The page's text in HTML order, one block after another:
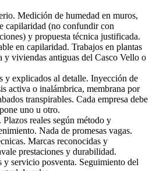
Medición de humedad en muros,
capilaridad (no confundir con
y propuesta técnica justificada.
en capilaridad. Trabajos en plantas
y viviendas antiguas del Casco Vello o
y explicados al detalle. Inyección de
activa o inalámbrica, membrana por
transpirables. Cada empresa debe
uno u otro.
reales según método y
Nada de promesas vagas.
Marcas reconocidas y
prestaciones y durabilidad.
y servicio posventa. Seguimiento del